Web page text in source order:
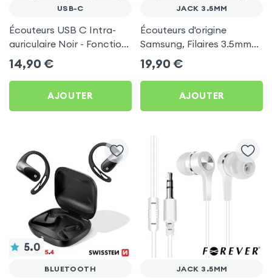
USB-C
Écouteurs USB C Intra-
auriculaire Noir - Fonction
Kit Mains Libres
14,90 €
AJOUTER
JACK 3.5MM
Écouteurs d'origine
Samsung, Filaires 3.5mm
Kit mains Libres (Service
Pack) - Noir
19,90 €
AJOUTER
5.0
BLUETOOTH JACK 3.5MM